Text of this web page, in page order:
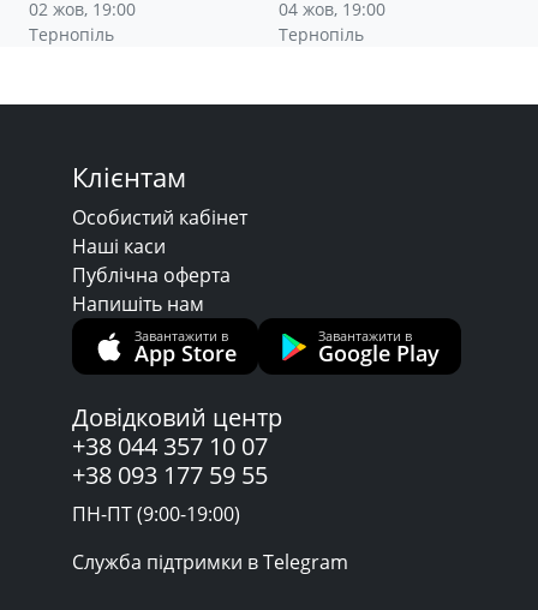
02 жов, 19:00
Тернопіль
04 жов, 19:00
Тернопіль
Клієнтам
Особистий кабінет
Наші каси
Публічна оферта
Напишіть нам
Завантажити в
App Store
Завантажити в
Google Play
Довідковий центр
+38 044 357 10 07
+38 093 177 59 55
ПН-ПТ (9:00-19:00)
Служба підтримки в Telegram